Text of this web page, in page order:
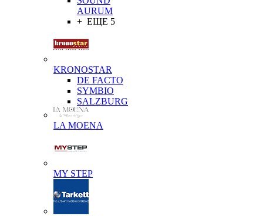
AURUM
+ ЕЩЕ 5
KRONOSTAR
DE FACTO
SYMBIO
SALZBURG
LA MOENA
MY STEP